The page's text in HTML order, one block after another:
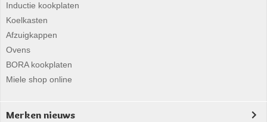
Inductie kookplaten
Koelkasten
Afzuigkappen
Ovens
BORA kookplaten
Miele shop online
Merken nieuws